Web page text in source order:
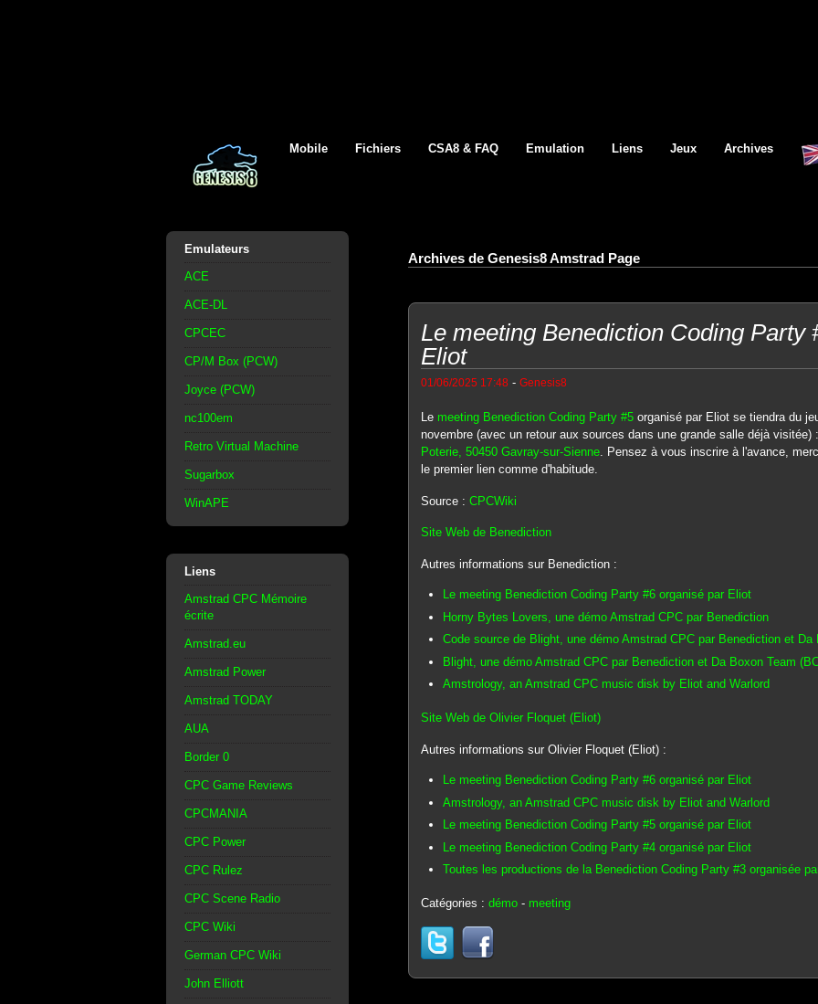
Mobile Fichiers CSA8 & FAQ Emulation Liens Jeux Archives
Emulateurs
ACE
ACE-DL
CPCEC
CP/M Box (PCW)
Joyce (PCW)
nc100em
Retro Virtual Machine
Sugarbox
WinAPE
Liens
Amstrad CPC Mémoire
écrite
Amstrad.eu
Amstrad Power
Amstrad TODAY
AUA
Border 0
CPC Game Reviews
CPCMANIA
CPC Power
CPC Rulez
CPC Scene Radio
CPC Wiki
German CPC Wiki
John Elliott
Archives de Genesis8 Amstrad Page
Le meeting Benediction Coding Party
Eliot
01/06/2025 17:48 - Genesis8
Le meeting Benediction Coding Party #5organisé par Eliot se tiendra du
novembre (avec un retour aux sources dans une grande salle déjà visitée) :
Poterie, 50450 Gavray-sur-Sienne. Pensez à vous inscrire à l'avance,
le premier lien comme d'habitude.
Source : CPCWiki
Site Web de Benediction
Autres informations sur Benediction :
Le meeting Benediction Coding Party #6 organisé par Eliot
Horny Bytes Lovers, une démo Amstrad CPC par Benediction
Code source de Blight, une démo Amstrad CPC par Benediction et Da
Blight, une démo Amstrad CPC par Benediction et Da Boxon Team
Amstrology, an Amstrad CPC music disk by Eliot and Warlord
Site Web de Olivier Floquet (Eliot)
Autres informations sur Olivier Floquet (Eliot) :
Le meeting Benediction Coding Party #6 organisé par Eliot
Amstrology, an Amstrad CPC music disk by Eliot and Warlord
Le meeting Benediction Coding Party #5 organisé par Eliot
Le meeting Benediction Coding Party #4 organisé par Eliot
Toutes les productions de la Benediction Coding Party #3 organisée
Catégories : démo- meeting